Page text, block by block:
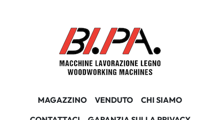
MAGAZZINO VENDUTO
CHI SIAMO